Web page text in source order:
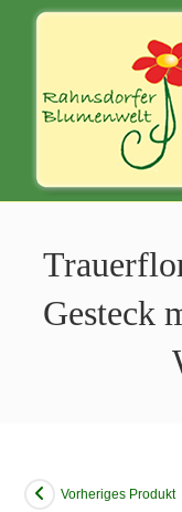
Gesteck
Vorheriges Produkt